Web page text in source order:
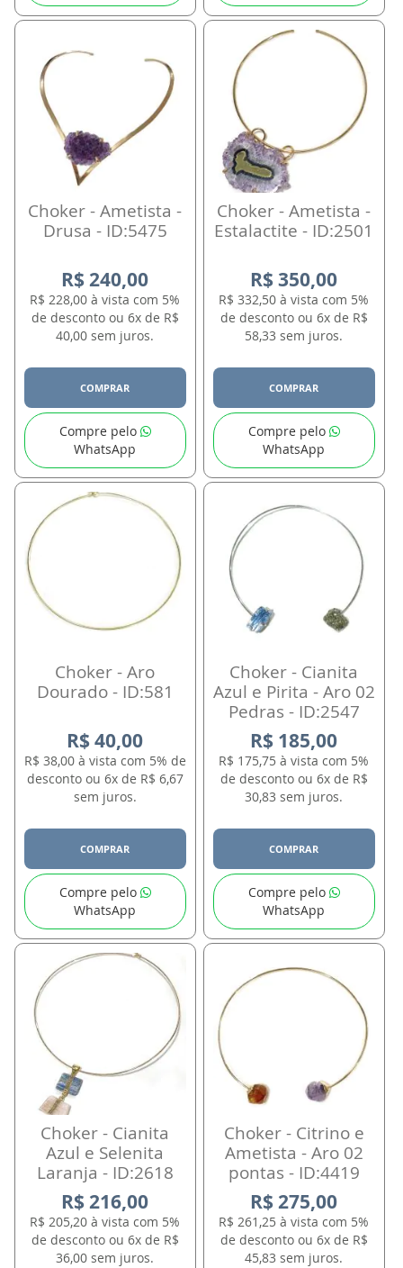
Choker - Ametista -
Drusa - ID:5475
R$ 240,00
R$ 228,00 à vista com 5%
de desconto ou 6x de R$
40,00 sem juros.
COMPRAR
Compre pelo
WhatsApp
Choker - Ametista -
Estalactite - ID:2501
R$ 350,00
R$ 332,50 à vista com 5%
de desconto ou 6x de R$
58,33 sem juros.
COMPRAR
Compre pelo
WhatsApp
Choker - Aro
Dourado - ID:581
R$ 40,00
R$ 38,00 à vista com 5% de
desconto ou 6x de R$ 6,67
sem juros.
COMPRAR
Compre pelo
WhatsApp
Choker - Cianita
Azul e Pirita - Aro 02
Pedras - ID:2547
R$ 185,00
R$ 175,75 à vista com 5%
de desconto ou 6x de R$
30,83 sem juros.
COMPRAR
Compre pelo
WhatsApp
Choker - Cianita
Azul e Selenita
Laranja - ID:2618
R$ 216,00
R$ 205,20 à vista com 5%
de desconto ou 6x de R$
36,00 sem juros.
Choker - Citrino e
Ametista - Aro 02
pontas - ID:4419
R$ 275,00
R$ 261,25 à vista com 5%
de desconto ou 6x de R$
45,83 sem juros.